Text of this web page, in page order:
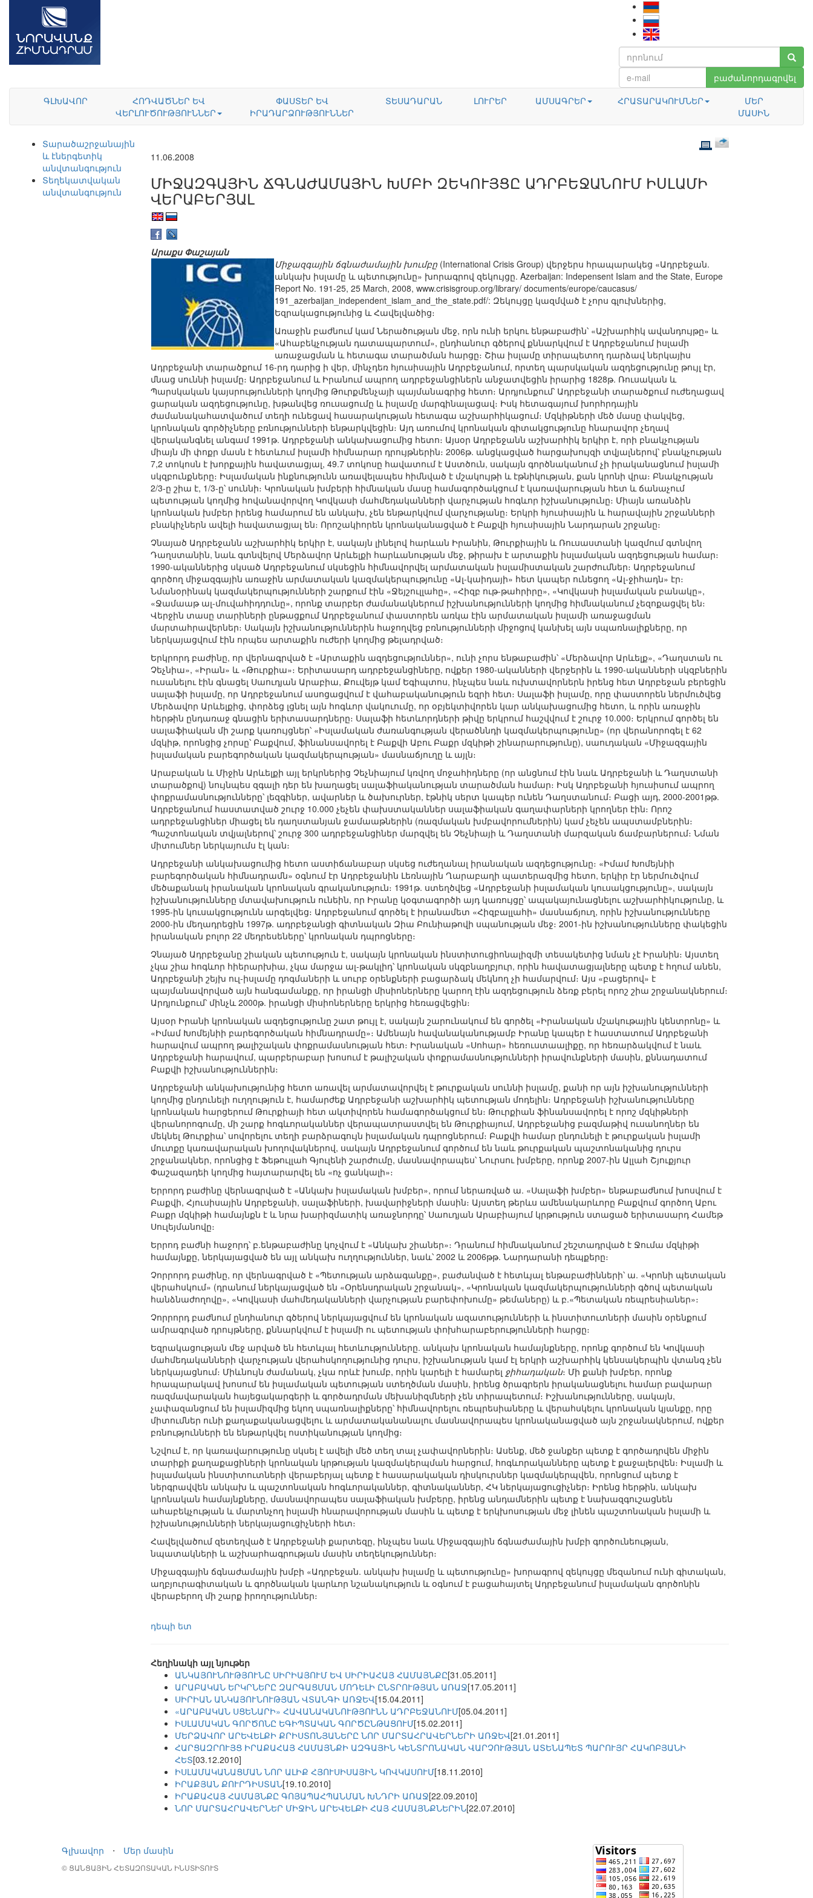
բաժանորդագրվել
ԳԼԽԱՎՈՐ
ՀՈԴՎԱԾՆԵՐ ԵՎ
ՎԵՐԼՈՒԾՈՒԹՅՈՒՆՆԵՐ
ՓԱՍՏԵՐ ԵՎ
ԻՐԱԴԱՐՁՈՒԹՅՈՒՆՆԵՐ
ՏԵՍԱԴԱՐԱՆ ԼՈՒՐԵՐ ԱՄՍԱԳՐԵՐ ՀՐԱՏԱՐԱԿՈՒՄՆԵՐ
ՄԵՐ
ՄԱՍԻՆ
Տարածաշրջանային
և էներգետիկ
անվտանգություն
Տեղեկատվական
անվտանգություն
11.06.2008
ՄԻՋԱԶԳԱՅԻՆ ՃԳՆԱԺԱՄԱՅԻՆ ԽՄԲԻ ԶԵԿՈՒՅՑԸ ԱԴՐԲԵՋԱՆՈՒՄ ԻՍԼԱՄԻ
ՎԵՐԱԲԵՐՅԱԼ
Արաքս Փաշայան
Միջազգային ճգնաժամային խումբը (International Crisis Group) վերջերս հրապարակեց «Ադրբեջան.
անկախ իսլամը և պետությունը» խորագրով զեկույցը. Azerbaijan: Indepensent Islam and the State, Europe
Report No. 191-25, 25 March, 2008, www.crisisgroup.org/library/ documents/europe/caucasus/
191_azerbaijan_independent_islam_and_the_state.pdf/: Զեկույցը կազմված է չորս գլուխներից,
Եզրակացությունից և Հավելվածից։
Առաջին բաժնում կամ Ներածության մեջ, որն ունի երկու ենթաբաժին՝ «Աշխարհիկ ավանդույթը» և
«Ահաբեկչության դատապարտում», ընդհանուր գծերով քննարկվում է Ադրբեջանում իսլամի
առաջացման և հետագա տարածման հարցը։ Շիա իսլամը տիրապետող դարձավ ներկայիս
Ադրբեջանի տարածքում 16-րդ դարից ի վեր, մինչդեռ հյուսիսային Ադրբեջանում, որտեղ պարսկական ազդեցությունը թույլ էր,
մնաց սուննի իսլամը։ Ադրբեջանում և Իրանում ապրող ադրբեջանցիներն անջատվեցին իրարից 1828թ. Ռուսական և
Պարսկական կայսրությունների կողմից Թուրքմենչայի պայմանագրից հետո։ Արդյունքում՝ Ադրբեջանի տարածքում ուժեղացավ
ցարական ազդեցությունը, խթանվեց ռուսացումը և իսլամը մարգինալացավ։ Իսկ հետագայում խորհրդային
ժամանակահատվածում տեղի ունեցավ հասարակության հետագա աշխարհիկացում։ Մզկիթների մեծ մասը փակվեց,
կրոնական գործիչները բռնությունների ենթարկվեցին։ Այդ առումով կրոնական գիտակցությունը հնարավոր չեղավ
վերականգնել անգամ 1991թ. Ադրբեջանի անկախացումից հետո։ Այսօր Ադրբեջանն աշխարհիկ երկիր է, որի բնակչության
միայն մի փոքր մասն է հետևում իսլամի հիմնարար դրույթներին։ 2006թ. անցկացված հարցախույզի տվյալներով՝ բնակչության
7,2 տոկոսն է խորքային հավատացյալ, 49.7 տոկոսը հավատում է Աստծուն, սակայն գործնականում չի իրականացնում իսլամի
սկզբունքները։ Իսլամական ինքնությունն առավելապես հիմնված է մշակույթի և էթնիկության, քան կրոնի վրա։ Բնակչության
2/3-ը շիա է, 1/3-ը՝ սուննի։ Կրոնական խմբերի հիմնական մասը համագործակցում է կառավարության հետ և ճանաչում
պետության կողմից հովանավորվող Կովկասի մահմեդականների վարչության հոգևոր իշխանությունը։ Միայն առանձին
կրոնական խմբեր իրենց համարում են անկախ, չեն ենթարկվում վարչությանը։ Երկրի հյուսիսային և հարավային շրջանների
բնակիչներն ավելի հավատացյալ են։ Որոշակիորեն կրոնականացված է Բաքվի հյուսիսային Նարդարան շրջանը։
Չնայած Ադրբեջանն աշխարհիկ երկիր է, սակայն լինելով հարևան Իրանին, Թուրքիային և Ռուսաստանի կազմում գտնվող
Դաղստանին, նաև գտնվելով Մերձավոր Արևելքի հարևանության մեջ, թիրախ է արտաքին իսլամական ազդեցության համար։
1990-ականներից սկսած Ադրբեջանում սկսեցին հիմնավորվել արմատական իսլամիստական շարժումներ։ Ադրբեջանում
գործող միջազգային առաջին արմատական կազմակերպությունը «Ալ-կաիդայի» հետ կապեր ունեցող «Ալ-ջիհադն» էր։
Նմանօրինակ կազմակերպությունների շարքում էին «Ջեյշուլլահը», «Հիզբ ութ-թահրիրը», «Կովկասի իսլամական բանակը»,
«Ջամաաթ ալ-մուվահիդդունը», որոնք տարբեր ժամանակներում իշխանությունների կողմից հիմնականում չեզոքացվել են։
Վերջին տասը տարիների ընթացքում Ադրբեջանում փաստորեն առկա էին արմատական իսլամի առաջացման
մարտահրավերներ։ Սակայն իշխանություններին հաջողվեց բռնությունների միջոցով կանխել այն սպառնալիքները, որ
ներկայացվում էին որպես արտաքին ուժերի կողմից թելադրված։
Երկրորդ բաժինը, որ վերնագրված է «Արտաքին ազդեցություններ», ունի չորս ենթաբաժին՝ «Մերձավոր Արևելք», «Դաղստան ու
Չեչնիա», «Իրան» և «Թուրքիա»։ Երիտասարդ ադրբեջանցիները, ովքեր 1980-ականների վերջերին և 1990-ականների սկզբներին
ուսանելու էին գնացել Սաուդյան Արաբիա, Քուվեյթ կամ Եգիպտոս, ինչպես նաև ուխտավորներն իրենց հետ Ադրբեջան բերեցին
սալաֆի իսլամը, որ Ադրբեջանում ասոցացվում է վահաբականություն եզրի հետ։ Սալաֆի իսլամը, որը փաստորեն ներմուծվեց
Մերձավոր Արևելքից, փորձեց լցնել այն հոգևոր վակուումը, որ օբյեկտիվորեն կար անկախացումից հետո, և որին առաջին
հերթին ընդառաջ գնացին երիտասարդները։ Սալաֆի հետևորդների թիվը երկրում հաշվվում է շուրջ 10.000։ Երկրում գործել են
սալաֆիական մի շարք կառույցներ՝ «Իսլամական ժառանգության վերածննդի կազմակերպությունը» (որ վերանորոգել է 62
մզկիթ, որոնցից չորսը՝ Բաքվում, ֆինանսավորել է Բաքվի Աբու Բաքր մզկիթի շինարարությունը), սաուդական «Միջազգային
իսլամական բարեգործական կազմակերպության» մասնաճյուղը և այլն։
Արաբական և Միջին Արևելքի այլ երկրներից Չեչնիայում կռվող մոջահիդները (որ անցնում էին նաև Ադրբեջանի և Դաղստանի
տարածքով) նույնպես զգալի դեր են խաղացել սալաֆիականության տարածման համար։ Իսկ Ադրբեջանի հյուսիսում ապրող
փոքրամասնությունները՝ լեզգիներ, ավարներ և ծախուրներ, էթնիկ սերտ կապեր ունեն Դաղստանում։ Բացի այդ, 2000-2001թթ.
Ադրբեջանում հաստատված շուրջ 10.000 չեչեն փախստականներ սալաֆիական գաղափարների կրողներ էին։ Որոշ
ադրբեջանցիներ միացել են դաղստանյան ջամաաթներին (ռազմական խմբավորումներին) կամ չեչեն ապստամբներին։
Պաշտոնական տվյալներով՝ շուրջ 300 ադրբեջանցիներ մարզվել են Չեչնիայի և Դաղստանի մարզական ճամբարներում։ Նման
միտումներ ներկայումս էլ կան։
Ադրբեջանի անկախացումից հետո աստիճանաբար սկսեց ուժեղանալ իրանական ազդեցությունը։ «Իմամ Խոմեյնիի
բարեգործական հիմնադրամն» օգնում էր Ադրբեջանին Լեռնային Ղարաբաղի պատերազմից հետո, երկիր էր ներմուծվում
մեծաքանակ իրանական կրոնական գրականություն։ 1991թ. ստեղծվեց «Ադրբեջանի իսլամական կուսակցությունը», սակայն
իշխանությունները մտավախություն ունեին, որ Իրանը կօգտագործի այդ կառույցը՝ ապակայունացնելու աշխարհիկությունը, և
1995-ին կուսակցությունն արգելվեց։ Ադրբեջանում գործել է իրանամետ «Հիզբալլահի» մասնաճյուղ, որին իշխանությունները
2000-ին մեղադրեցին 1997թ. ադրբեջանցի գիտնական Զիա Բունիաթովի սպանության մեջ։ 2001-ին իշխանությունները փակեցին
իրանական բոլոր 22 մեդրեսեները՝ կրոնական դպրոցները։
Չնայած Ադրբեջանը շիական պետություն է, սակայն կրոնական ինստիտուցիոնալիզմի տեսակետից նման չէ Իրանին։ Այստեղ
չկա շիա հոգևոր հիերարխիա, չկա մարջա ալ-թակլիդ՝ կրոնական սկզբնաղբյուր, որին հավատացյալները պետք է հղում անեն,
Ադրբեջանի շեյխ ուլ-իսլամը դոգմաների և սուրբ օրենքների բացարձակ մեկնող չի համարվում։ Այս «բացերով» է
պայմանավորված այն հանգամանքը, որ իրանցի միսիոներները կարող էին ազդեցություն ձեռք բերել որոշ շիա շրջանակներում։
Արդյունքում՝ մինչև 2000թ. իրանցի միսիոներները երկրից հեռացվեցին։
Այսօր Իրանի կրոնական ազդեցությունը շատ թույլ է, սակայն շարունակում են գործել «Իրանական մշակութային կենտրոնը» և
«Իմամ Խոմեյնիի բարեգործական հիմնադրամը»։ Ամենայն հավանականությամբ Իրանը կապեր է հաստատում Ադրբեջանի
հարավում ապրող թալիշական փոքրամասնության հետ։ Իրանական «Սոհար» հեռուստաալիքը, որ հեռարձակվում է նաև
Ադրբեջանի հարավում, պարբերաբար խոսում է թալիշական փոքրամասնությունների իրավունքների մասին, քննադատում
Բաքվի իշխանություններին։
Ադրբեջանի անկախությունից հետո առավել արմատավորվել է թուրքական սուննի իսլամը, քանի որ այն իշխանությունների
կողմից ընդունելի ուղղություն է, համարժեք Ադրբեջանի աշխարհիկ պետության մոդելին։ Ադրբեջանի իշխանությունները
կրոնական հարցերում Թուրքիայի հետ ակտիվորեն համագործակցում են։ Թուրքիան ֆինանսավորել է որոշ մզկիթների
վերանորոգումը, մի շարք հոգևորականներ վերապատրաստվել են Թուրքիայում, Ադրբեջանից բազմաթիվ ուսանողներ են
մեկնել Թուրքիա՝ սովորելու տեղի բարձրագույն իսլամական դպրոցներում։ Բաքվի համար ընդունելի է թուրքական իսլամի
մուտքը կառավարական խողովակներով, սակայն Ադրբեջանում գործում են նաև թուրքական պաշտոնականից դուրս
շրջանակներ, որոնցից է Ֆեթուլլահ Գյուլենի շարժումը, մասնավորապես՝ Նուրսու խմբերը, որոնք 2007-ին Ալլահ Շյուքյուր
Փաշազադեի կողմից հայտարարվել են «ոչ ցանկալի»։
Երրորդ բաժինը վերնագրված է «Անկախ իսլամական խմբեր», որում ներառված ա. «Սալաֆի խմբեր» ենթաբաժնում խոսվում է
Բաքվի, Հյուսիսային Ադրբեջանի, սալաֆիների, խավարիջների մասին։ Այստեղ թերևս ամենակարևորը Բաքվում գործող Աբու
Բաքր մզկիթի համայնքն է և նրա խարիզմատիկ առաջնորդը՝ Սաուդյան Արաբիայում կրթություն ստացած երիտասարդ Համեթ
Սուլեյմանովը։
Երրոդ բաժնի հաջորդ՝ բ.ենթաբաժինը կոչվում է «Անկախ շիաներ»։ Դրանում հիմնականում շեշտադրված է Ջումա մզկիթի
համայնքը, ներկայացված են այլ անկախ ուղղություններ, նաև՝ 2002 և 2006թթ. Նարդարանի դեպքերը։
Չորրորդ բաժինը, որ վերնագրված է «Պետության արձագանքը», բաժանված է հետևյալ ենթաբաժինների՝ ա. «Կրոնի պետական
վերահսկում» (դրանում ներկայացված են «Օրենսդրական շրջանակ», «Կրոնական կազմակերպությունների գծով պետական
հանձնաժողովը», «Կովկասի մահմեդականների վարչության բարեփոխումը» թեմաները) և բ.«Պետական ռեպրեսիաներ»։
Չորրորդ բաժնում ընդհանուր գծերով ներկայացվում են կրոնական ազատությունների և ինստիտուտների մասին օրենքում
ամրագրված դրույթները, քննարկվում է իսլամի ու պետության փոխհարաբերությունների հարցը։
Եզրակացության մեջ արված են հետևյալ հետևությունները. անկախ կրոնական համայնքները, որոնք գործում են Կովկասի
մահմեդականների վարչության վերահսկողությունից դուրս, իշխանության կամ էլ երկրի աշխարհիկ կենսակերպին վտանգ չեն
ներկայացնում։ Միևնույն ժամանակ, չկա որևէ խումբ, որին կարելի է համարել ջիհադական։ Մի քանի խմբեր, որոնք
հրապարակավ խոսում են իսլամական պետության ստեղծման մասին, իրենց ծրագրերն իրականացնելու համար բավարար
ռազմավարական հայեցակարգերի և գործադրման մեխանիզմների չեն տիրապետում։ Իշխանությունները, սակայն,
չափազանցում են իսլամիզմից եկող սպառնալիքները՝ հիմնավորելու ռեպրեսիաները և վերահսկելու կրոնական կյանքը, որը
միտումներ ունի քաղաքականացվելու և արմատականանալու մասնավորապես կրոնականացված այն շրջանակներում, ովքեր
բռնությունների են ենթարկվել ոստիկանության կողմից։
Նշվում է, որ կառավարությունը սկսել է ավելի մեծ տեղ տալ չափավորներին։ Ասենք, մեծ ջանքեր պետք է գործադրվեն միջին
տարիքի քաղաքացիների կրոնական կրթության կազմակերպման հարցում, հոգևորականները պետք է քաջալերվեն։ Իսլամի և
իսլամական ինստիտուտների վերաբերյալ պետք է հասարակական դիսկուրսներ կազմակերպվեն, որոնցում պետք է
ներգրավվեն անկախ և պաշտոնական հոգևորականներ, գիտնականներ, ՀԿ ներկայացուցիչներ։ Իրենց հերթին, անկախ
կրոնական համայնքները, մասնավորապես սալաֆիական խմբերը, իրենց անդամներին պետք է նախազգուշացնեն
ահաբեկչության և մարտնչող իսլամի հնարավորության մասին և պետք է երկխոսության մեջ լինեն պաշտոնական իսլամի և
իշխանությունների ներկայացուցիչների հետ։
Հավելվածում զետեղված է Ադրբեջանի քարտեզը, ինչպես նաև Միջազգային ճգնաժամային խմբի գործունեության,
նպատակների և աշխարհագրության մասին տեղեկություններ։
Միջազգային ճգնաժամային խմբի «Ադրբեջան. անկախ իսլամը և պետությունը» խորագրով զեկույցը մեզանում ունի գիտական,
աղբյուրագիտական և գործնական կարևոր նշանակություն և օգնում է բացահայտել Ադրբեջանում իսլամական գործոնին
վերաբերող մի շարք իրողություններ։
դեպի ետ
Հեղինակի այլ նյութեր
ԱՆԿԱՅՈՒՆՈՒԹՅՈՒՆԸ ՍԻՐԻԱՅՈՒՄ ԵՎ ՍԻՐԻԱՀԱՅ ՀԱՄԱՅՆՔԸ[31.05.2011]
ԱՐԱԲԱԿԱՆ ԵՐԿՐՆԵՐԸ ԶԱՐԳԱՑՄԱՆ ՄՈԴԵԼԻ ԸՆՏՐՈՒԹՅԱՆ ԱՌԱՋ[17.05.2011]
ՍԻՐԻԱՆ ԱՆԿԱՅՈՒՆՈՒԹՅԱՆ ՎՏԱՆԳԻ ԱՌՋԵՎ[15.04.2011]
«ԱՐԱԲԱԿԱՆ ՍՑԵՆԱՐԻ» ՀԱՎԱՆԱԿԱՆՈՒԹՅՈՒՆՆ ԱԴՐԲԵՋԱՆՈՒՄ[05.04.2011]
ԻՍԼԱՄԱԿԱՆ ԳՈՐԾՈՆԸ ԵԳԻՊՏԱԿԱՆ ԳՈՐԾԸՆԹԱՑՈՒՄ[15.02.2011]
ՄԵՐՁԱՎՈՐ ԱՐԵՎԵԼՔԻ ՔՐԻՍՏՈՆՅԱՆԵՐԸ ՆՈՐ ՄԱՐՏԱՀՐԱՎԵՐՆԵՐԻ ԱՌՋԵՎ[21.01.2011]
ՀԱՐՑԱԶՐՈՒՅՑ ԻՐԱՔԱՀԱՅ ՀԱՄԱՅՆՔԻ ԱԶԳԱՅԻՆ ԿԵՆՏՐՈՆԱԿԱՆ ՎԱՐՉՈՒԹՅԱՆ ԱՏԵՆԱՊԵՏ ՊԱՐՈՒՅՐ ՀԱԿՈԲՅԱՆԻ
ՀԵՏ[03.12.2010]
ԻՍԼԱՄԱԿԱՆԱՑՄԱՆ ՆՈՐ ԱԼԻՔ ՀՅՈՒՍԻՍԱՅԻՆ ԿՈՎԿԱՍՈՒՄ[18.11.2010]
ԻՐԱՔՅԱՆ ՔՈՒՐԴԻՍՏԱՆ[19.10.2010]
ԻՐԱՔԱՀԱՅ ՀԱՄԱՅՆՔԸ ԳՈՅԱՊԱՀՊԱՆՄԱՆ ԽՆԴՐԻ ԱՌԱՋ[22.09.2010]
ՆՈՐ ՄԱՐՏԱՀՐԱՎԵՐՆԵՐ ՄԻՋԻՆ ԱՐԵՎԵԼՔԻ ՀԱՅ ՀԱՄԱՅՆՔՆԵՐԻՆ[22.07.2010]
Գլխավոր ⋅ Մեր մասին
© ՑԱՆՑԱՅԻՆ ՀԵՏԱԶՈՏԱԿԱՆ ԻՆՍՏԻՏՈՒՏ